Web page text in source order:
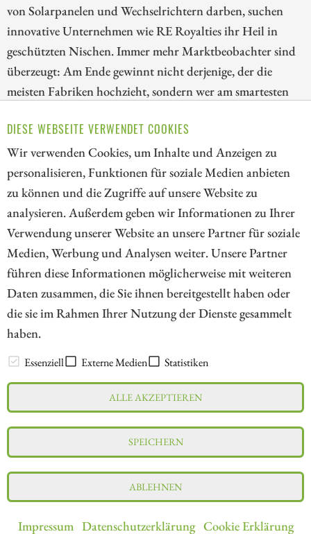
DIESE WEBSEITE VERWENDET COOKIES
Wir verwenden Cookies, um Inhalte und Anzeigen zu
personalisieren, Funktionen für soziale Medien anbieten
zu können und die Zugriffe auf unsere Website zu
analysieren. Außerdem geben wir Informationen zu Ihrer
Verwendung unserer Website an unsere Partner für soziale
Medien, Werbung und Analysen weiter. Unsere Partner
führen diese Informationen möglicherweise mit weiteren
Daten zusammen, die Sie ihnen bereitgestellt haben oder
die sie im Rahmen Ihrer Nutzung der Dienste gesammelt
haben.
Essenziell Externe Medien Statistiken
ALLE AKZEPTIEREN
SPEICHERN
ABLEHNEN
Impressum Datenschutzerklärung Cookie Erklärung
von Solarpanelen und Wechselrichtern darben, suchen
innovative Unternehmen wie RE Royalties ihr Heil in
geschützten Nischen. Immer mehr Marktbeobachter sind
überzeugt: Am Ende gewinnt nicht derjenige, der die
meisten Fabriken hochzieht, sondern wer am smartesten
Sektors navigiert. Wir stellen Unternehmen vor und gehen
insbesondere auf eine Chance ein.
ZUM KOMMENTAR
// kapitalerhoehungen.de - © 2026 - Die Informationsplattform für
Investoren und Unternehmen rund um Kapitalerhöhung, Kapitalmarkt
und Unternehmensfinanzierung
LEXIKON
Impressum
Datenschutz
Interessenskonflikt & Risikohinweis
Nutzungsbedingungen